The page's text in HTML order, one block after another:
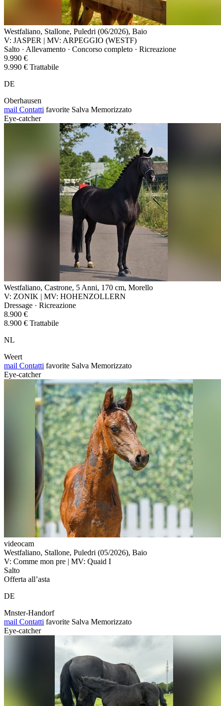
Westfaliano, Stallone, Puledri (06/2026), Baio
V: JASPER | MV: ARPEGGIO (WESTF)
Salto · Allevamento · Concorso completo · Ricreazione
9.990 €
9.990 € Trattabile
DE
Oberhausen
mail Contatti favorite Salva Memorizzato
Eye-catcher
Westfaliano, Castrone, 5 Anni, 170 cm, Morello
V: ZONIK | MV: HOHENZOLLERN
Dressage · Ricreazione
8.900 €
8.900 € Trattabile
NL
Weert
mail Contatti favorite Salva Memorizzato
Eye-catcher
videocam
Westfaliano, Stallone, Puledri (05/2026), Baio
V: Comme mon pre | MV: Quaid I
Salto
Offerta all’asta
DE
Mnster-Handorf
mail Contatti favorite Salva Memorizzato
Eye-catcher